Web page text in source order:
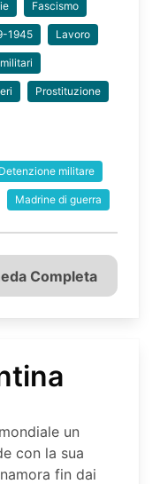
Fascismo
1945 Lavoro
Prostituzione
Detenzione militare
Madrine di guerra
Completa
un
con la sua
fin dai